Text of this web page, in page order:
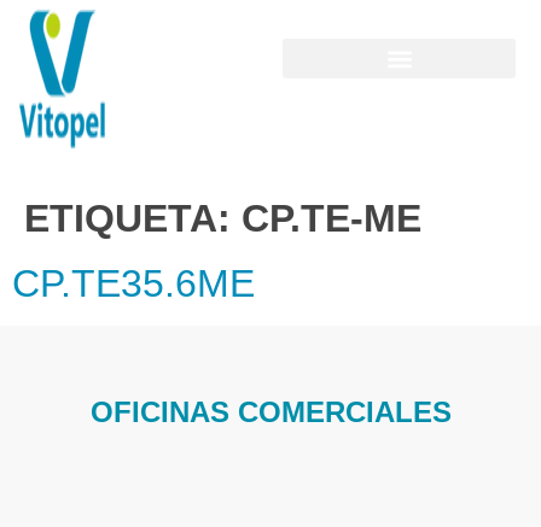
ETIQUETA: CP.TE-ME
CP.TE35.6ME
OFICINAS COMERCIALES